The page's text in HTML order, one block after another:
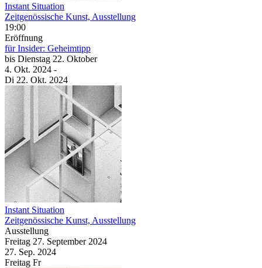
Instant Situation
Zeitgenössische Kunst, Ausstellung
19:00
Eröffnung
für Insider: Geheimtipp
bis Dienstag 22. Oktober
4. Okt. 2024 -
Di 22. Okt. 2024
Instant Situation
Zeitgenössische Kunst, Ausstellung
Ausstellung
Freitag 27. September 2024
27. Sep. 2024
Freitag Fr